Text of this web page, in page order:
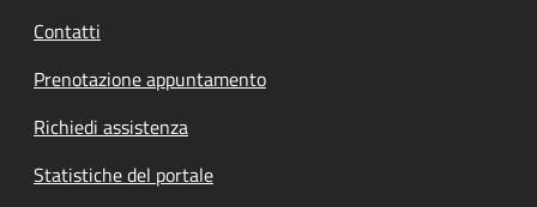
Contatti
Prenotazione appuntamento
Richiedi assistenza
Statistiche del portale